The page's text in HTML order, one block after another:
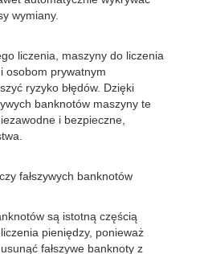
wymiany.
liczenia, maszyny do liczenia
osobom prywatnym
ryzyko błędów. Dzięki
banknotów maszyny te
i bezpieczne,
fałszywych banknotów
są istotną częścią
pieniędzy, ponieważ
fałszywe banknoty z